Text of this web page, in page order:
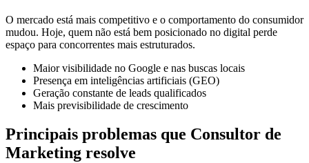
O mercado está mais competitivo e o comportamento do consumidor
mudou. Hoje, quem não está bem posicionado no digital perde
espaço para concorrentes mais estruturados.
Maior visibilidade no Google e nas buscas locais
Presença em inteligências artificiais (GEO)
Geração constante de leads qualificados
Mais previsibilidade de crescimento
Principais problemas que Consultor de
Marketing resolve